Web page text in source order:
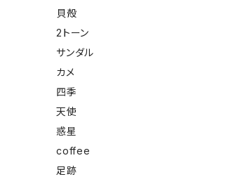
貝殻
2トーン
サンダル
カメ
四季
天使
惑星
coffee
足跡